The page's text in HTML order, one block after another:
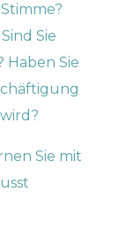
Sie
Haben Sie
Sie mit